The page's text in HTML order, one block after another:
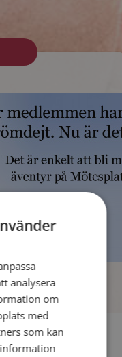
analysera
om
med
som kan